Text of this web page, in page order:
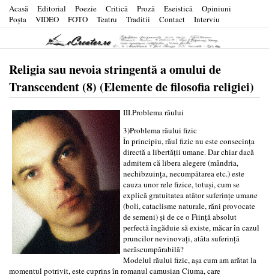
Acasă Editorial Poezie Critică Proză Eseistică
Opiniuni
Poşta
VIDEO FOTO Teatru Traditii Contact Interviu
Religia sau nevoia stringentă a omului de
Transcendent (8) (Elemente de filosofia religiei)
III.Problema răului
3)Problema răului fizic
În principiu, răul fizic nu este consecința
directă a libertății umane. Dar chiar dacă
admitem că libera alegere (mândria,
nechibzuința, necumpătarea etc.) este
cauza unor rele fizice, totuși, cum se
explică gratuitatea atâtor suferințe umane
(boli, cataclisme naturale, răni provocate
de semeni) și de ce o Ființă absolut
perfectă îngăduie să existe, măcar în cazul
pruncilor nevinovați, atâta suferință
nerăscumpărabilă?
Modelul răului fizic, așa cum am arătat la
momentul potrivit, este cuprins în romanul camusian Ciuma, care